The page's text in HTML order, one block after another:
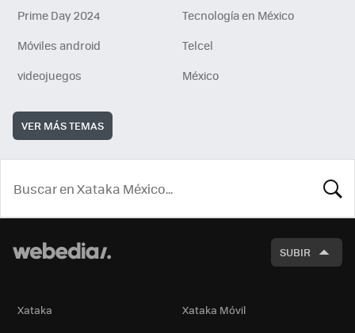
Prime Day 2024
Tecnología en México
Móviles android
Telcel
videojuegos
México
VER MÁS TEMAS
SUBIR
Xataka
Xataka Móvil